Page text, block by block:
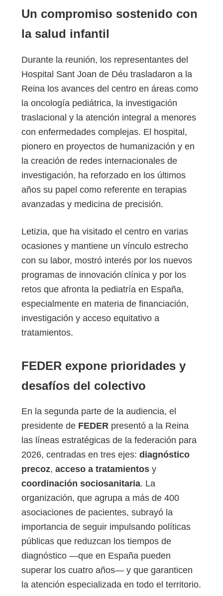
Un compromiso sostenido con
la salud infantil
Durante la reunión, los representantes del
Hospital Sant Joan de Déu trasladaron a la
Reina los avances del centro en áreas como
la oncología pediátrica, la investigación
traslacional y la atención integral a menores
con enfermedades complejas. El hospital,
pionero en proyectos de humanización y en
la creación de redes internacionales de
investigación, ha reforzado en los últimos
años su papel como referente en terapias
avanzadas y medicina de precisión.
Letizia, que ha visitado el centro en varias
ocasiones y mantiene un vínculo estrecho
con su labor, mostró interés por los nuevos
programas de innovación clínica y por los
retos que afronta la pediatría en España,
especialmente en materia de financiación,
investigación y acceso equitativo a
tratamientos.
FEDER expone prioridades y
desafíos del colectivo
En la segunda parte de la audiencia, el
presidente de FEDER presentó a la Reina
las líneas estratégicas de la federación para
2026, centradas en tres ejes: diagnóstico
precoz, acceso a tratamientos y
coordinación sociosanitaria. La
organización, que agrupa a más de 400
asociaciones de pacientes, subrayó la
importancia de seguir impulsando políticas
públicas que reduzcan los tiempos de
diagnóstico —que en España pueden
superar los cuatro años— y que garanticen
la atención especializada en todo el territorio.